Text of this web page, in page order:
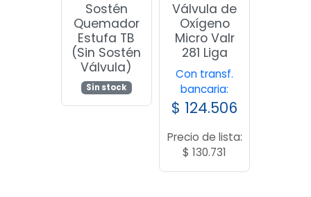
Sostén
Quemador
Estufa TB
(Sin Sostén
Válvula)
Sin stock
Válvula de
Oxígeno
Micro Valr
281 Liga
Con transf.
bancaria:
$ 124.506
Precio de lista:
$ 130.731